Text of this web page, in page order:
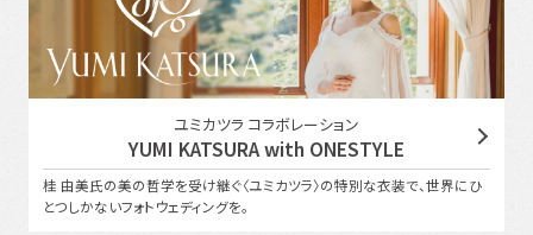
ユミカツラ コラボレーション
YUMI KATSURA with ONESTYLE
桂 由美氏の美の哲学を受け継ぐ〈ユミカツラ〉の特別な衣装で、世界にひ
とつしかないフォトウェディングを。